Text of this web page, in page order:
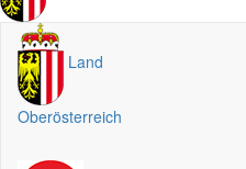
Land
Oberösterreich